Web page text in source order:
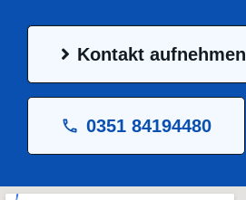
Kontakt aufnehmen
0351 84194480